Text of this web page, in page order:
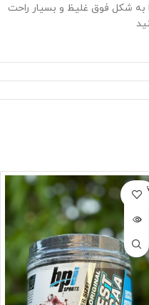
به شکل فوق غلیظ و بسیار راحت
فروخته
شده